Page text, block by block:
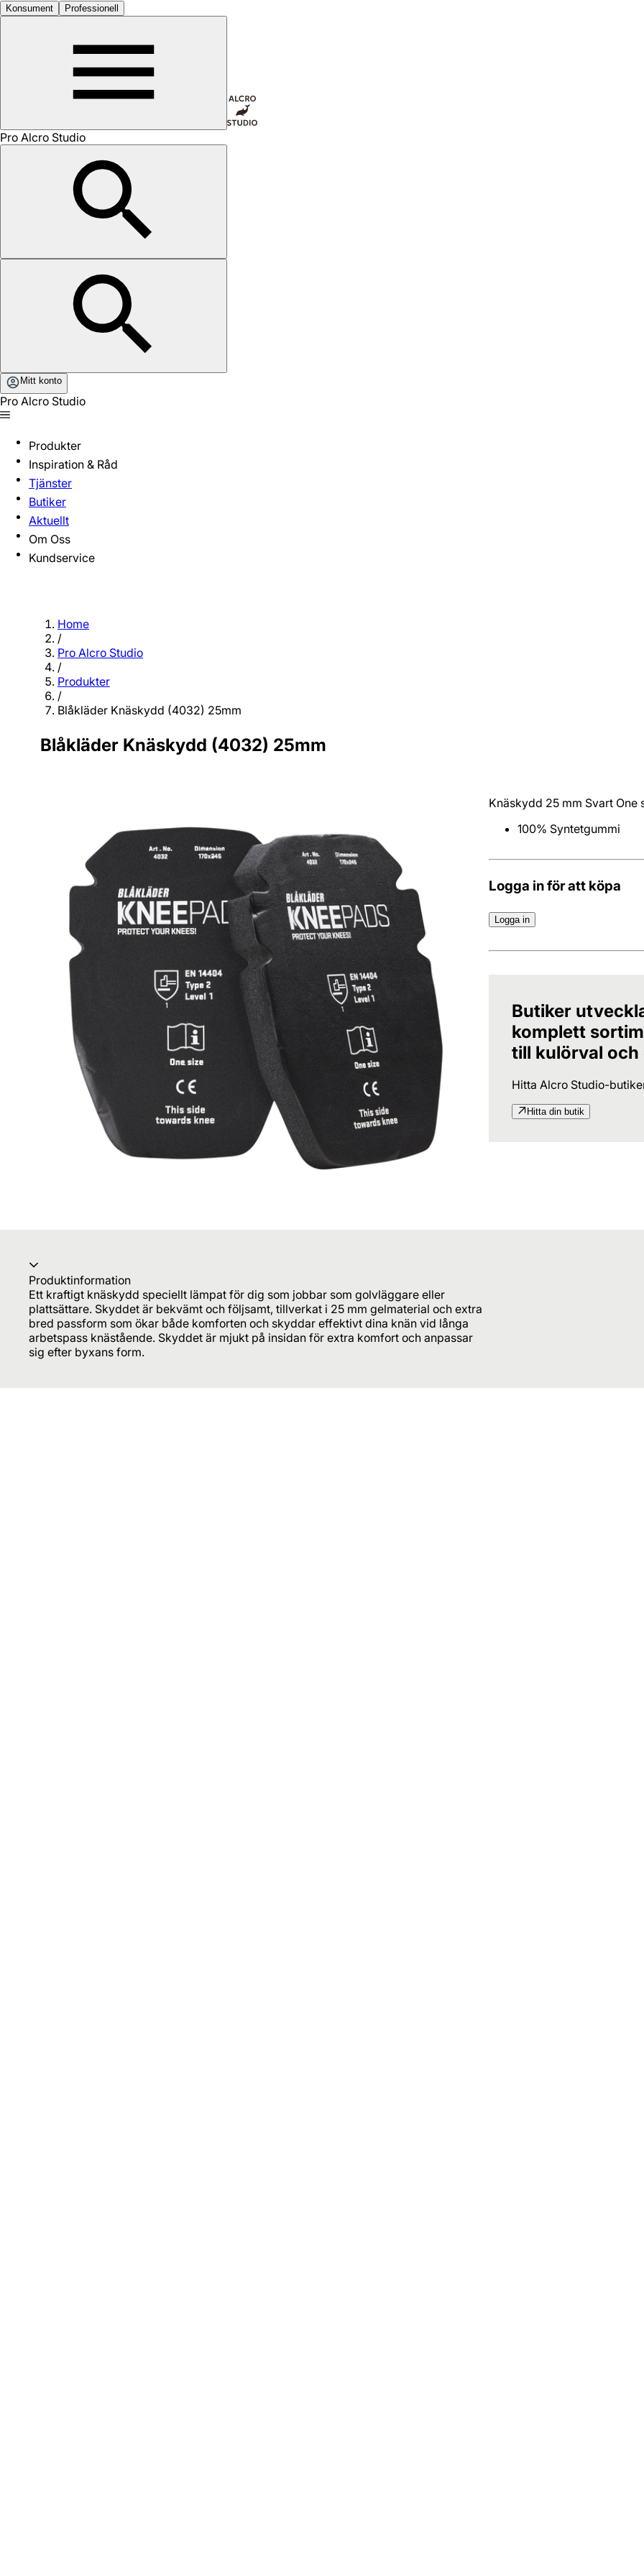
Konsument Professionell
Pro Alcro Studio
Mitt konto
Pro Alcro Studio
Produkter
Inspiration & Råd
Tjänster
Butiker
Aktuellt
Om Oss
Kundservice
Home
/
Pro Alcro Studio
/
Produkter
/
Blåkläder Knäskydd (4032) 25mm
Blåkläder Knäskydd (4032) 25mm
Knäskydd 25 mm Svart One
100% Syntetgummi
Logga in för att köpa
Logga in
Butiker
komplett
till kulörval och
Hitta Alcro Studio-
Hitta din butik
Produktinformation
Ett kraftigt knäskydd speciellt lämpat för dig som jobbar som golvläggare eller
plattsättare. Skyddet är bekvämt och följsamt, tillverkat i 25 mm gelmaterial och extra
bred passform som ökar både komforten och skyddar effektivt dina knän vid långa
arbetspass knästående. Skyddet är mjukt på insidan för extra komfort och anpassar
sig efter byxans form.